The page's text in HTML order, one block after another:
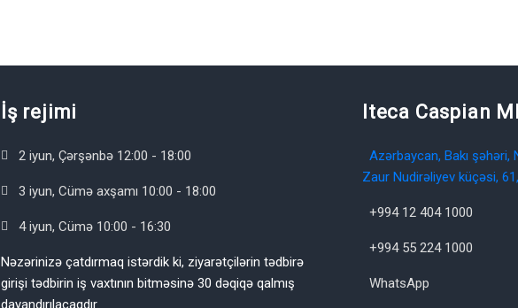
İş rejimi
2 iyun, Çərşənbə 12:00 - 18:00
3 iyun, Cümə axşamı 10:00 - 18:00
4 iyun, Cümə 10:00 - 16:30
Nəzərinizə çatdırmaq istərdik ki, ziyarətçilərin tədbirə
girişi tədbirin iş vaxtının bitməsinə 30 dəqiqə qalmış
dayandırılacaqdır.
Iteca Caspian
Azərbaycan, Bakı şəhəri,
Zaur Nudirəliyev küçəsi,
+994 12 404 1000
+994 55 224 1000
WhatsApp